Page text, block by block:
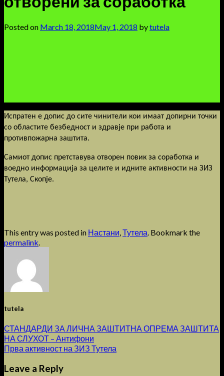
Posted on March 18, 2018May 1, 2018 bytutela
Испратен е допис до сите чинители кои имаат допирни точки
со областите безбедност и здравје при работа и
противпожарна заштита.
Самиот допис претставува отворен повик за соработка и
воедно информација за целите и идните активности на ЗИЗ
Тутела, Скопје.
This entry was posted in Настани,Тутела. Bookmark the
permalink.
tutela
СТАНДАРДИ ЗА ЛИЧНА ЗАШТИТНА ОПРЕМА ЗАШТИТА
НА СЛУХОТ – Антифони
Прва активност на ЗИЗ Тутела
Leave a Reply